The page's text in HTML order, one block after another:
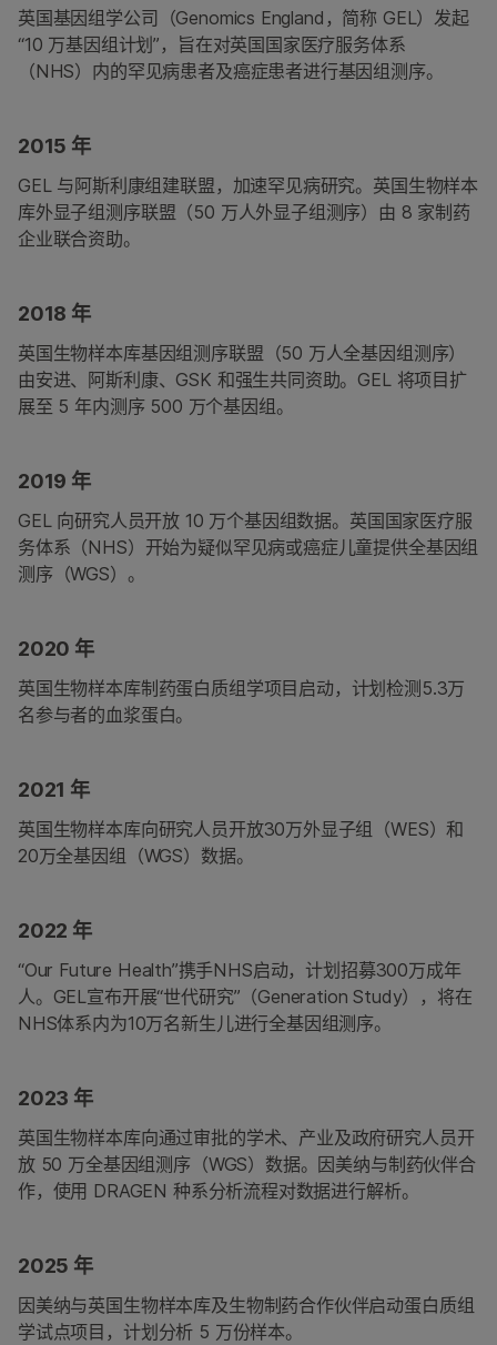
英国基因组学公司（Genomics England，简称 GEL）发起
“10 万基因组计划”，旨在对英国国家医疗服务体系
（NHS）内的罕见病患者及癌症患者进行基因组测序。
2015 年
GEL 与阿斯利康组建联盟，加速罕见病研究。英国生物样本
库外显子组测序联盟（50 万人外显子组测序）由 8 家制药
企业联合资助。
2018 年
英国生物样本库基因组测序联盟（50 万人全基因组测序）
由安进、阿斯利康、GSK 和强生共同资助。GEL 将项目扩
展至 5 年内测序 500 万个基因组。
2019 年
GEL 向研究人员开放 10 万个基因组数据。英国国家医疗服
务体系（NHS）开始为疑似罕见病或癌症儿童提供全基因组
测序（WGS）。
2020 年
英国生物样本库制药蛋白质组学项目启动，计划检测5.3万
名参与者的血浆蛋白。
2021 年
英国生物样本库向研究人员开放30万外显子组（WES）和
20万全基因组（WGS）数据。
2022 年
“Our Future Health”携手NHS启动，计划招募300万成年
人。GEL宣布开展“世代研究”（Generation Study），将在
NHS体系内为10万名新生儿进行全基因组测序。
2023 年
英国生物样本库向通过审批的学术、产业及政府研究人员开
放 50 万全基因组测序（WGS）数据。因美纳与制药伙伴合
作，使用 DRAGEN 种系分析流程对数据进行解析。
2025 年
因美纳与英国生物样本库及生物制药合作伙伴启动蛋白质组
学试点项目，计划分析 5 万份样本。